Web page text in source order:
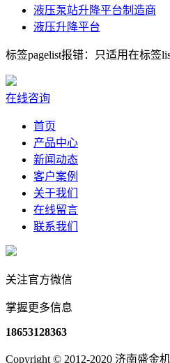
液压泵站升降平台制造商
液压升降平台
标签pagelist报错：只适用在标签
在线咨询
首页
产品中心
新闻动态
客户案例
关于我们
在线留言
联系我们
关注官方微信
掌握更多信息
18653128363
Copyright © 2012-2020 济南盛金